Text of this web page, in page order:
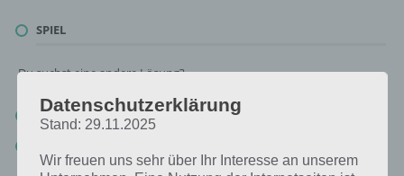
SPIEL
Du suchst eine andere Lösung?
Tägliches BONUS Rätsel:Zur Lösung vom 22.7.2019
22.7.2018, als Lösung gesucht war
Datenschutzerklärung
Stand: 29.11.2025
Wir freuen uns sehr über Ihr Interesse an unserem